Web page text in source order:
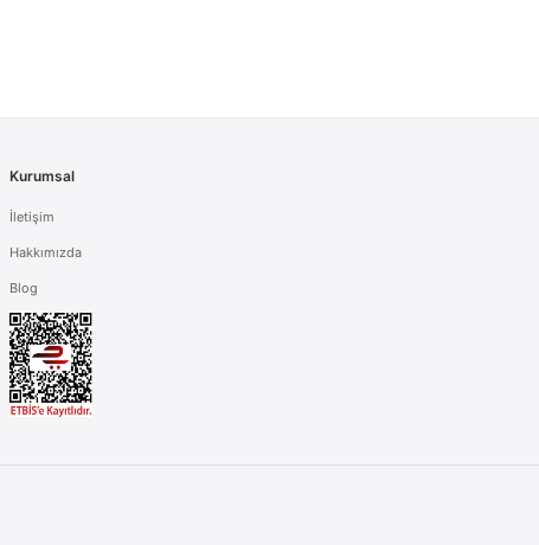
Kurumsal
İletişim
Hakkımızda
Blog